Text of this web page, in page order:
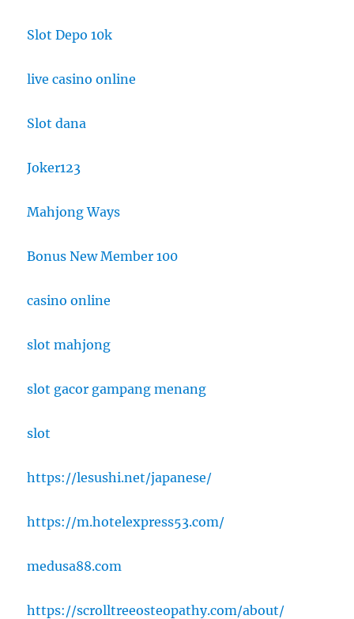
Slot Depo 10k
live casino online
Slot dana
Joker123
Mahjong Ways
Bonus New Member 100
casino online
slot mahjong
slot gacor gampang menang
slot
https://lesushi.net/japanese/
https://m.hotelexpress53.com/
medusa88.com
https://scrolltreeosteopathy.com/about/